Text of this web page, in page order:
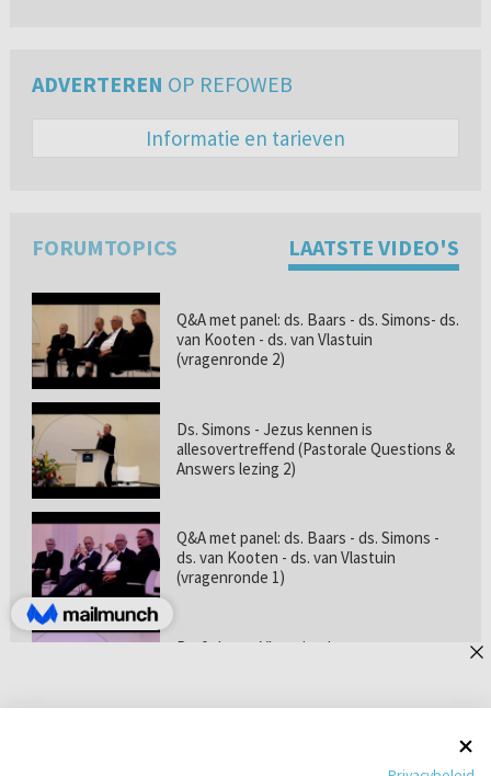
ADVERTEREN OP REFOWEB
Informatie en tarieven
FORUMTOPICS LAATSTE VIDEO'S
Q&A met panel: ds. Baars - ds. Simons- ds.
van Kooten - ds. van Vlastuin
(vragenronde 2)
Ds. Simons - Jezus kennen is
allesovertreffend (Pastorale Questions &
Answers lezing 2)
Q&A met panel: ds. Baars - ds. Simons -
ds. van Kooten - ds. van Vlastuin
(vragenronde 1)
Prof. dr. van Vlastuin - Is